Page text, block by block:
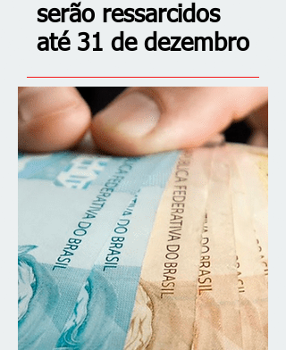
serão ressarcidos
até 31 de dezembro